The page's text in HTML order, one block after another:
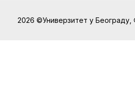
2026 ©Универзитет у Београду,